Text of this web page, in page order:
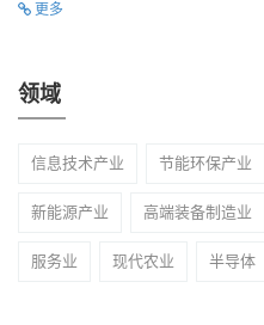
更多
领域
信息技术产业 节能环保产业
新能源产业 高端装备制造业
服务业 现代农业 半导体